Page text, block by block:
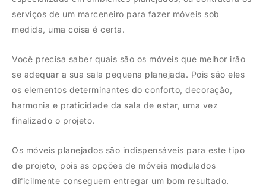
serviços de um marceneiro para fazer móveis sob
medida, uma coisa é certa.
Você precisa saber quais são os móveis que melhor irão
se adequar a sua sala pequena planejada. Pois são eles
os elementos determinantes do conforto, decoração,
harmonia e praticidade da sala de estar, uma vez
finalizado o projeto.
Os móveis planejados são indispensáveis para este tipo
de projeto, pois as opções de móveis modulados
dificilmente conseguem entregar um bom resultado.